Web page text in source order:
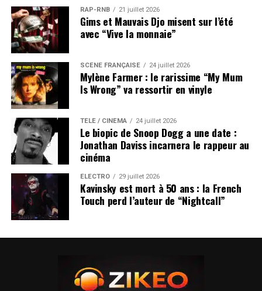
RAP-RNB 21 juillet 2026
Gims et Mauvais Djo misent sur l’été
avec “Vive la monnaie”
SCÈNE FRANÇAISE 24 juillet 2026
Mylène Farmer : le rarissime “My Mum
Is Wrong” va ressortir en vinyle
TÉLÉ / CINÉMA 24 juillet 2026
Le biopic de Snoop Dogg a une date :
Jonathan Daviss incarnera le rappeur au
cinéma
ÉLECTRO 29 juillet 2026
Kavinsky est mort à 50 ans : la French
Touch perd l’auteur de “Nightcall”